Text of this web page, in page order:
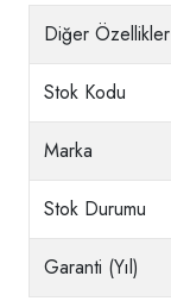
Diğer Özellikler
Stok Kodu
Marka
Stok Durumu
Garanti (Yıl)